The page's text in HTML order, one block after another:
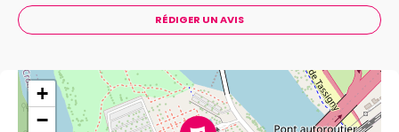
RÉDIGER UN AVIS
+
−